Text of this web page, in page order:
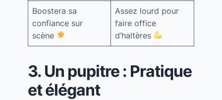
Boostera sa
confiance sur
scène
Assez lourd pour
faire office
d’haltères
3. Un pupitre : Pratique
et élégant